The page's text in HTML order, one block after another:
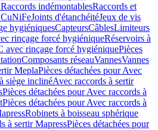
indémontablesRaccords et
CuNiFeJoints d'étanchéitéJeux de vis
hygiéniquesCapteursCâblesLimiteurs
rinçage forcé hygiéniqueRéservoirs à
avec rinçage forcé hygiéniquePièces
Composants réseauVannesVannes
MeplaPièces détachées pour Avec
siège inclinéAvec raccords à sertir
Pièces détachées pour Avec raccords à
Pièces détachées pour Avec raccords à
Robinets à boisseau sphérique
à sertir MapressPièces détachées pour